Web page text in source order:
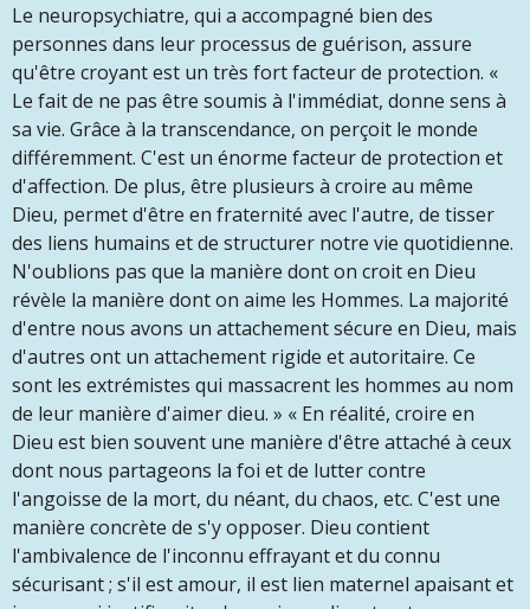
Le neuropsychiatre, qui a accompagné bien des
personnes dans leur processus de guérison, assure
qu'être croyant est un très fort facteur de protection. «
Le fait de ne pas être soumis à l'immédiat, donne sens à
sa vie. Grâce à la transcendance, on perçoit le monde
différemment. C'est un énorme facteur de protection et
d'affection. De plus, être plusieurs à croire au même
Dieu, permet d'être en fraternité avec l'autre, de tisser
des liens humains et de structurer notre vie quotidienne.
N'oublions pas que la manière dont on croit en Dieu
révèle la manière dont on aime les Hommes. La majorité
d'entre nous avons un attachement sécure en Dieu, mais
d'autres ont un attachement rigide et autoritaire. Ce
sont les extrémistes qui massacrent les hommes au nom
de leur manière d'aimer dieu. » « En réalité, croire en
Dieu est bien souvent une manière d'être attaché à ceux
dont nous partageons la foi et de lutter contre
l'angoisse de la mort, du néant, du chaos, etc. C'est une
manière concrète de s'y opposer. Dieu contient
l'ambivalence de l'inconnu effrayant et du connu
sécurisant ; s'il est amour, il est lien maternel apaisant et